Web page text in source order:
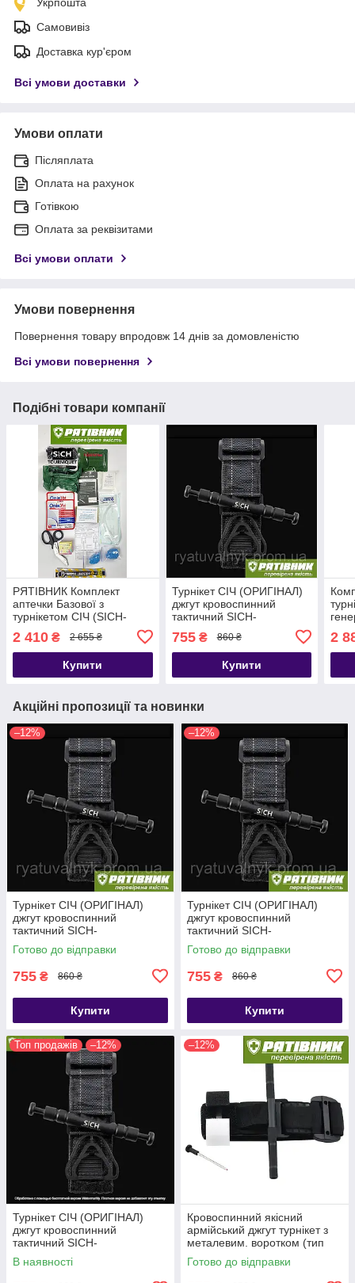
Самовивіз
Доставка кур'єром
Всі умови доставки
Умови оплати
Післяплата
Оплата на рахунок
Готівкою
Оплата за реквізитами
Всі умови оплати
Умови повернення
Повернення товару впродовж 14 днів за домовленістю
Всі умови повернення
Подібні товари компанії
РЯТІВНИК Комплект
аптечки Базової з
турнікетом СІЧ (SICH-
TOURNIQUET, оригінал)
тактична військова (А)
2 410 ₴ 2 655 ₴
Купити
Турнікет СІЧ (ОРИГІНАЛ)
джгут кровоспинний
тактичний SICH-
755₴ 860 ₴
Купити
2
Акційні пропозиції та новинки
–12%
Турнікет СІЧ (ОРИГІНАЛ)
джгут кровоспинний
тактичний SICH-
TOURNIQUET (ТЖТ)
Готово до відправки
755 ₴ 860 ₴
Купити
–12%
Турнікет СІЧ (ОРИГІНАЛ)
джгут кровоспинний
тактичний SICH-
TOURNIQUET (ТЖТ)
Готово до відправки
755 ₴ 860 ₴
Купити
Топ продажів –12%
Турнікет СІЧ (ОРИГІНАЛ)
джгут кровоспинний
тактичний SICH-
TOURNIQUET (ТЖТ)
В наявності
–12%
Кровоспинний якісний
армійський джгут турнікет з
металевим. воротком (тип
CАТ-7)
Готово до відправки